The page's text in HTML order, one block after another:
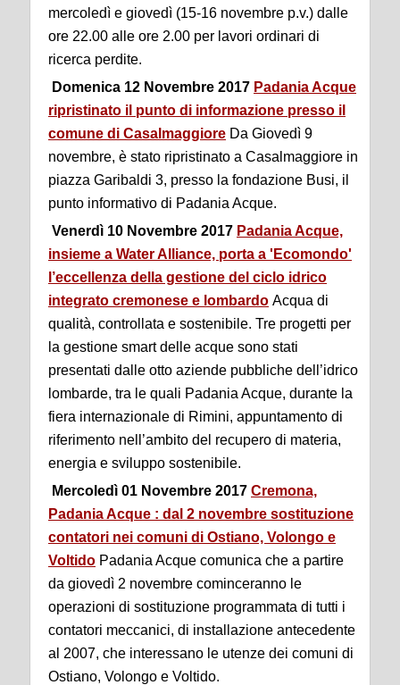
mercoledì e giovedì (15-16 novembre p.v.) dalle
ore 22.00 alle ore 2.00 per lavori ordinari di
ricerca perdite.
Domenica 12 Novembre 2017 Padania Acque
ripristinato il punto di informazione presso il
comune di Casalmaggiore Da Giovedì 9
novembre, è stato ripristinato a Casalmaggiore in
piazza Garibaldi 3, presso la fondazione Busi, il
punto informativo di Padania Acque.
Venerdì 10 Novembre 2017 Padania Acque,
insieme a Water Alliance, porta a 'Ecomondo'
l’eccellenza della gestione del ciclo idrico
integrato cremonese e lombardo Acqua di
qualità, controllata e sostenibile. Tre progetti per
la gestione smart delle acque sono stati
presentati dalle otto aziende pubbliche dell’idrico
lombarde, tra le quali Padania Acque, durante la
fiera internazionale di Rimini, appuntamento di
riferimento nell’ambito del recupero di materia,
energia e sviluppo sostenibile.
Mercoledì 01 Novembre 2017 Cremona,
Padania Acque : dal 2 novembre sostituzione
contatori nei comuni di Ostiano, Volongo e
Voltido Padania Acque comunica che a partire
da giovedì 2 novembre cominceranno le
operazioni di sostituzione programmata di tutti i
contatori meccanici, di installazione antecedente
al 2007, che interessano le utenze dei comuni di
Ostiano, Volongo e Voltido.